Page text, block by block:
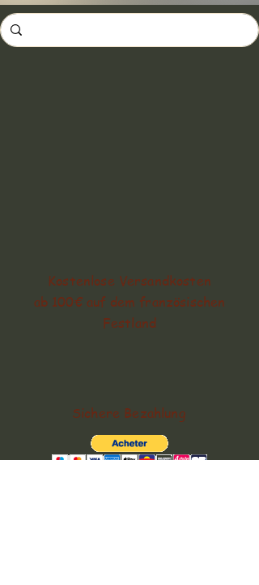
Kostenlose Versandkosten
ab 100€ auf dem französischen
Festland
Sichere Bezahlung